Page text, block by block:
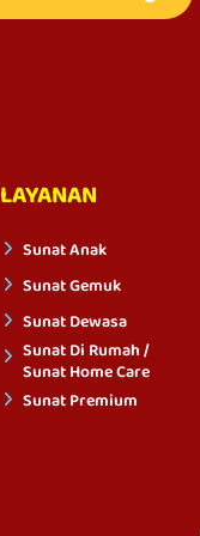
LAYANAN
Sunat Anak
Sunat Gemuk
Sunat Dewasa
Sunat Di Rumah /
Sunat Home Care
Sunat Premium